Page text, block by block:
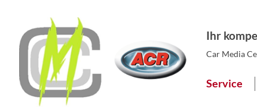
Ihr
Car Media
Service